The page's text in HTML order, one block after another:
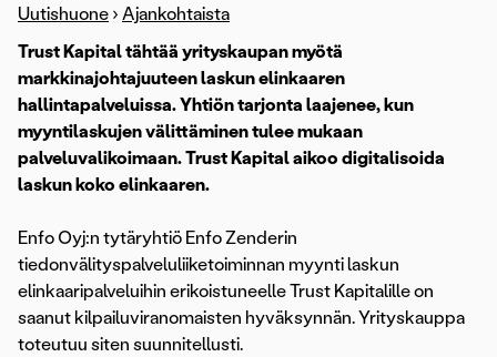
Uutishuone › Ajankohtaista
Trust Kapital tähtää yrityskaupan myötä
markkinajohtajuuteen laskun elinkaaren
hallintapalveluissa. Yhtiön tarjonta laajenee, kun
myyntilaskujen välittäminen tulee mukaan
palveluvalikoimaan. Trust Kapital aikoo digitalisoida
laskun koko elinkaaren.
Enfo Oyj:n tytäryhtiö Enfo Zenderin
tiedonvälityspalveluliiketoiminnan myynti laskun
elinkaaripalveluihin erikoistuneelle Trust Kapitalille on
saanut kilpailuviranomaisten hyväksynnän. Yrityskauppa
toteutuu siten suunnitellusti.